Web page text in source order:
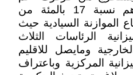
تستكثرون على الكورد اخذهم نسبة 17 بالمئة من
الموازنة السيادية حيث
الرئاسات الثلاث
ومايصل للاقليم
المركزية وباعتراف